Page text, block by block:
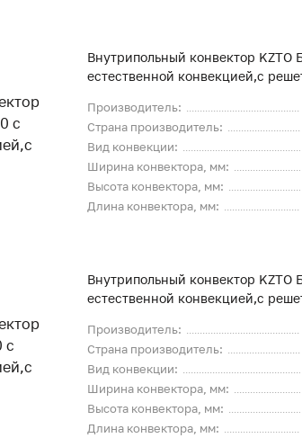
Внутрипольный конвектор KZTO
естественной конвекцией,с
Производитель:
Страна производитель:
Вид конвекции:
Ширина конвектора, мм:
Высота конвектора, мм:
Длина конвектора, мм:
Внутрипольный конвектор KZTO
естественной конвекцией,с
Производитель:
Страна производитель:
Вид конвекции:
Ширина конвектора, мм:
Высота конвектора, мм:
Длина конвектора, мм: